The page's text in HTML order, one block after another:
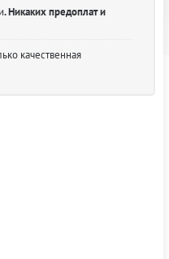
. Никаких предоплат и
качественная